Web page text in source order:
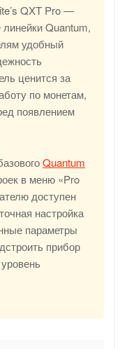
QXT Pro —
Quantum,
удобный
ценится за
по монетам,
появлением
Quantum
в меню «Pro
доступен
настройка
параметры
прибор